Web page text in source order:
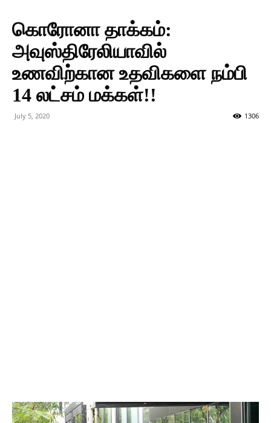
கொரோனா தாக்கம்:
அவுஸ்திரேலியாவில்
உணவிற்கான உதவிகளை நம்பி
14 லட்சம் மக்கள்!!
July 5, 2020 1306